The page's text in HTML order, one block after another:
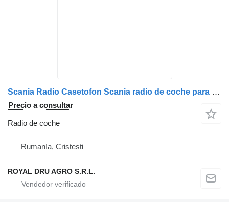
Scania Radio Casetofon Scania radio de coche para Blaupunkt 1366444 camión
Precio a consultar
Radio de coche
Rumanía, Cristesti
ROYAL DRU AGRO S.R.L.